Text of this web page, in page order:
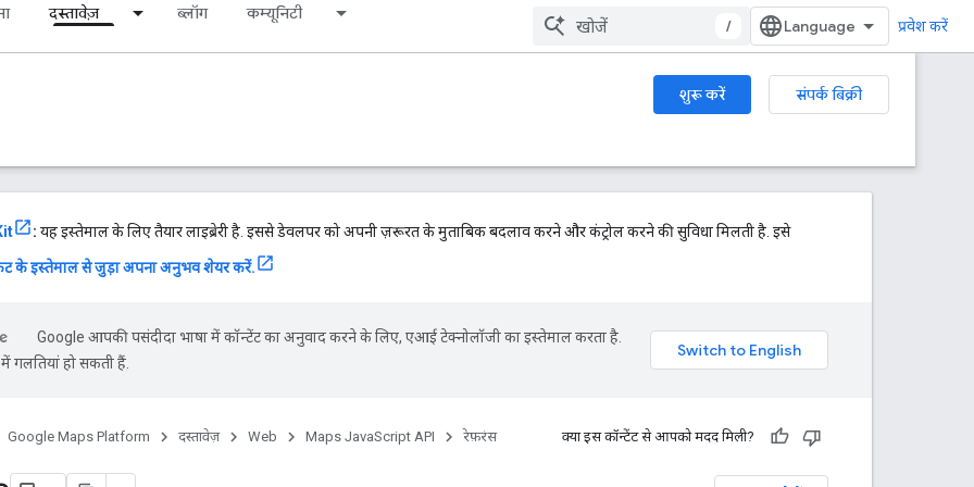
दस्तावेज़ ब्लॉग कम्यूनिटी
/ प्रवेश करें
शुरू करें
संपर्क बिक्री
: यह इस्तेमाल के लिए तैयार लाइब्रेरी है. इससे डेवलपर को अपनी ज़रूरत के मुताबिक बदलाव करने और कंट्रोल करने की सुविधा मिलती है. इसे
के इस्तेमाल से जुड़ा अपना अनुभव शेयर करें.
Google आपकी पसंदीदा भाषा में कॉन्टेंट का अनुवाद करने के लिए, एआई टेक्नोलॉजी का इस्तेमाल करता है.
गलतियां हो सकती हैं.
Google Maps Platform दस्तावेज़ Web Maps JavaScript API रेफ़रंस क्या इस कॉन्टेंट से आपको मदद मिली?